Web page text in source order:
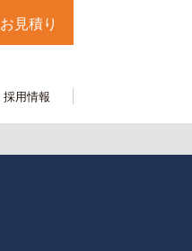
お見積り
採用情報